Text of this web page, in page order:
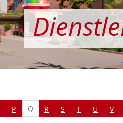
P Q R S T U V